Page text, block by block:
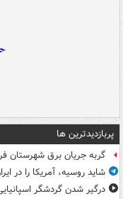
پربازدیدترین ها
گربه جریان برق شهرستان
شاید روسیه، آمریکا را در
درگیر شدن گردشگر